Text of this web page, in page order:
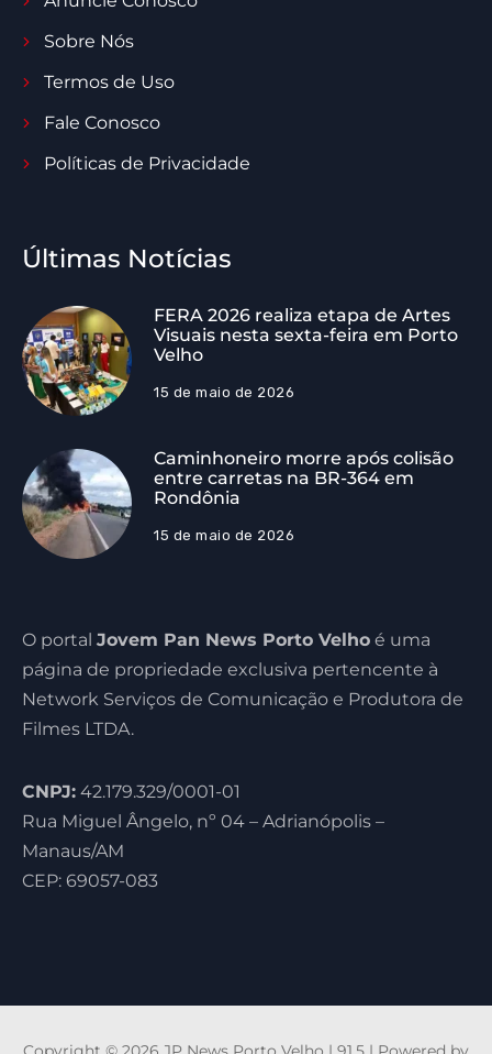
Sobre Nós
Termos de Uso
Fale Conosco
Políticas de Privacidade
Últimas Notícias
FERA 2026 realiza etapa de Artes
Visuais nesta sexta-feira em Porto
Velho
15 de maio de 2026
Caminhoneiro morre após colisão
entre carretas na BR-364 em
Rondônia
15 de maio de 2026
O portal Jovem Pan News Porto Velho é uma
página de propriedade exclusiva pertencente à
Network Serviços de Comunicação e Produtora de
Filmes LTDA.
CNPJ: 42.179.329/0001-01
Rua Miguel Ângelo, nº 04 – Adrianópolis –
Manaus/AM
CEP: 69057-083